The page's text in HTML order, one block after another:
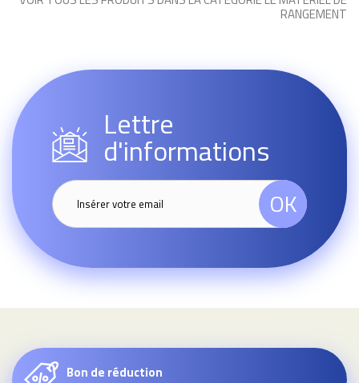
RANGEMENT
Lettre
d'informations
OK
Bon de réduction